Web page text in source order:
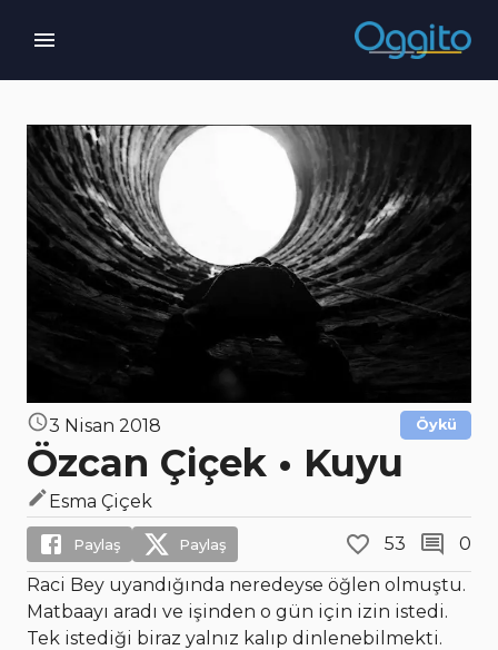
3 Nisan 2018 Öykü
Özcan Çiçek • Kuyu
Esma Çiçek
Paylaş Paylaş 53
0
Raci Bey uyandığında neredeyse öğlen olmuştu.
Matbaayı aradı ve işinden o gün için izin istedi.
Tek istediği biraz yalnız kalıp dinlenebilmekti.